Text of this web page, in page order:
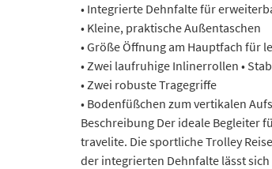
• Integrierte Dehnfalte für
• Kleine, praktische Außentaschen
• Größe Öffnung am Hauptfach für
• Zwei laufruhige Inlinerrollen •
• Zwei robuste Tragegriffe
• Bodenfüßchen zum vertikalen
Beschreibung Der ideale Begleiter
travelite. Die sportliche Trolley
der integrierten Dehnfalte lässt